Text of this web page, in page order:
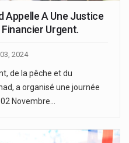
Appelle A Une Justice
Urgent.
2024
de la pêche et du
a organisé une journée
Novembre…